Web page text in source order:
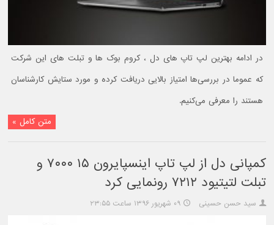
در ادامه بهترین لپ تاپ های دل ، کروم بوک ها و تبلت های این شرکت
که عموما در بررسی‌ها امتیاز بالایی دریافت کرده و مورد ستایش کارشناسان
هستند را معرفی می‌کنیم.
متن کامل »
کمپانی دل از لپ تاپ اینسپایرون ۱۵ ۷۰۰۰ و
تبلت لتیتیود ۷۲۱۲ رونمایی کرد
سید حسن حسینی ۰۹ شهریور ۱۳۹۶ ساعت ۲۳:۵۵